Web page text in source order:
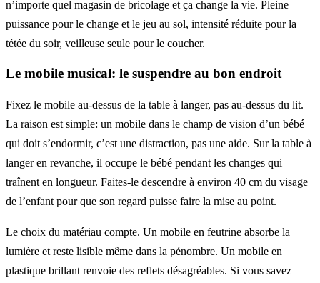
n’importe quel magasin de bricolage et ça change la vie. Pleine
puissance pour le change et le jeu au sol, intensité réduite pour la
tétée du soir, veilleuse seule pour le coucher.
Le mobile musical: le suspendre au bon endroit
Fixez le mobile au-dessus de la table à langer, pas au-dessus du lit.
La raison est simple: un mobile dans le champ de vision d’un bébé
qui doit s’endormir, c’est une distraction, pas une aide. Sur la table à
langer en revanche, il occupe le bébé pendant les changes qui
traînent en longueur. Faites-le descendre à environ 40 cm du visage
de l’enfant pour que son regard puisse faire la mise au point.
Le choix du matériau compte. Un mobile en feutrine absorbe la
lumière et reste lisible même dans la pénombre. Un mobile en
plastique brillant renvoie des reflets désagréables. Si vous savez